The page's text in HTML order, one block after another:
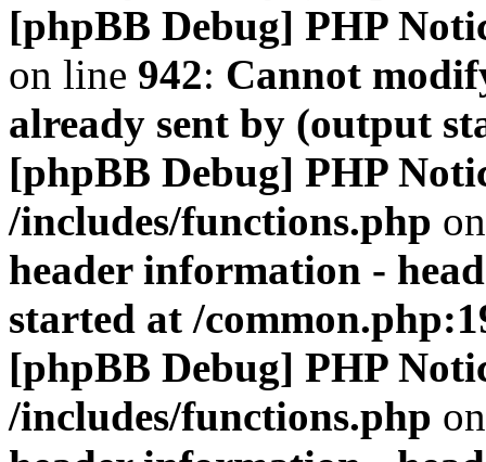
[phpBB Debug] PHP
on line 942: Cannot
already sent by (output
[phpBB Debug] PHP
/includes/functions.php
header information -
started at /
[phpBB Debug] PHP
/includes/functions.php